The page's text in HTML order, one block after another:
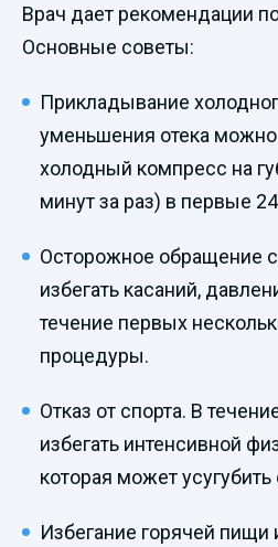
Врач дает рекомендации
Основные советы:
Прикладывание
уменьшения отека
холодный компресс на
минут за раз) в первые
Осторожное обращение
избегать касаний,
течение первых
процедуры.
Отказ от спорта. В
избегать интенсивной
которая может усугубить
Избегание горячей пищи